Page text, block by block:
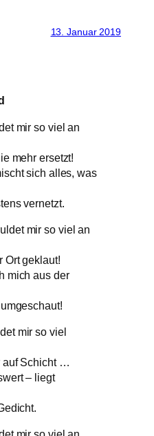
13. Januar 2019
mir so viel an
mehr ersetzt!
sich alles, was
vernetzt.
mir so viel an
Ort geklaut!
mich aus der
mir so viel
auf Schicht …
– liegt